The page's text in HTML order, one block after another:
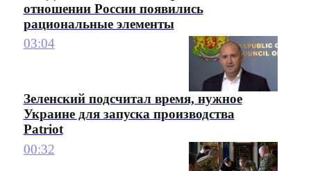
отношении России появились
рациональные элементы
03:04
Зеленский подсчитал время, нужное
Украине для запуска производства
Patriot
00:32